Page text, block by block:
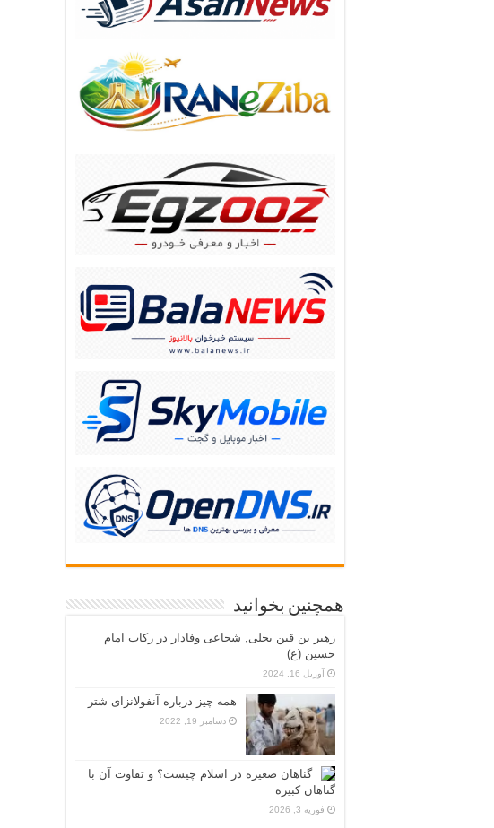
همچنین بخوانید
زهیر بن قین بجلی, شجاعی وفادار در رکاب امام
حسین (ع)
آوریل 16, 2024
همه چیز درباره آنفولانزای شتر
دسامبر 19, 2022
گناهان صغیره در اسلام چیست؟ و تفاوت آن با
گناهان کبیره
فوریه 3, 2026